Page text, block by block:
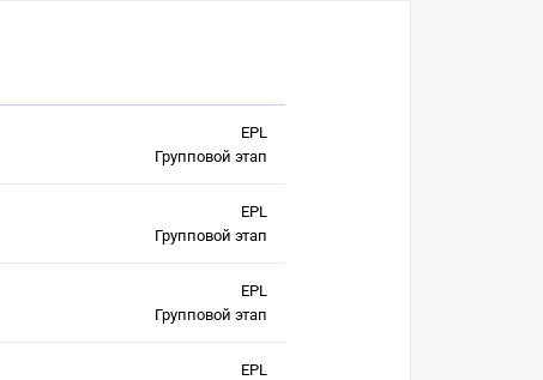
EPL
Групповой этап
EPL
Групповой этап
EPL
Групповой этап
EPL